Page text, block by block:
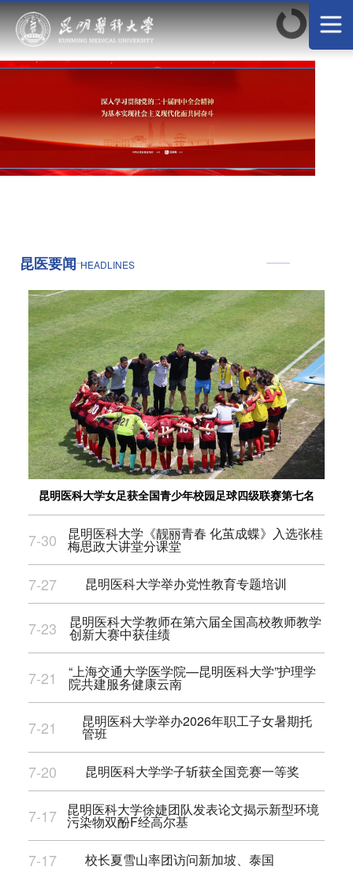
昆医要闻HEADLINES
昆明医科大学女足获全国青少年校园足球四级联赛第七名
7-30 昆明医科大学《靓丽青春 化茧成蝶》入选张桂
梅思政大讲堂分课堂
7-27 昆明医科大学举办党性教育专题培训
7-23 昆明医科大学教师在第六届全国高校教师教学
创新大赛中获佳绩
7-21 “上海交通大学医学院—昆明医科大学”护理学
院共建服务健康云南
7-21 昆明医科大学举办2026年职工子女暑期托
管班
7-20 昆明医科大学学子斩获全国竞赛一等奖
7-17 昆明医科大学徐婕团队发表论文揭示新型环境
污染物双酚F经高尔基
7-17 校长夏雪山率团访问新加坡、泰国